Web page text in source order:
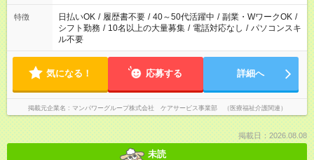
派遣法（日雇い派遣の原則禁止）により、短時間・短期間の就
業はご案内が難しい場合があります
特徴 日払いOK / 履歴書不要 / 40～50代活躍中 / 副業・WワークOK /
シフト勤務 / 10名以上の大量募集 / 電話対応なし / パソコンスキ
ル不要
気になる！ 応募する 詳細へ
掲載元企業名 マンパワーグループ株式会社 ケアサービス事業部 （医療福祉介護関連）
掲載日：2026.08.08
未読